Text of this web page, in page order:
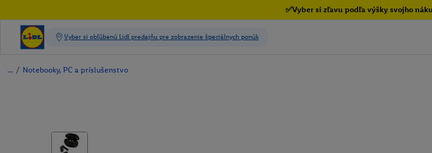
✅Vyber si zľavu podľa výšky svojho
/ Notebooky, PC a príslušenstvo